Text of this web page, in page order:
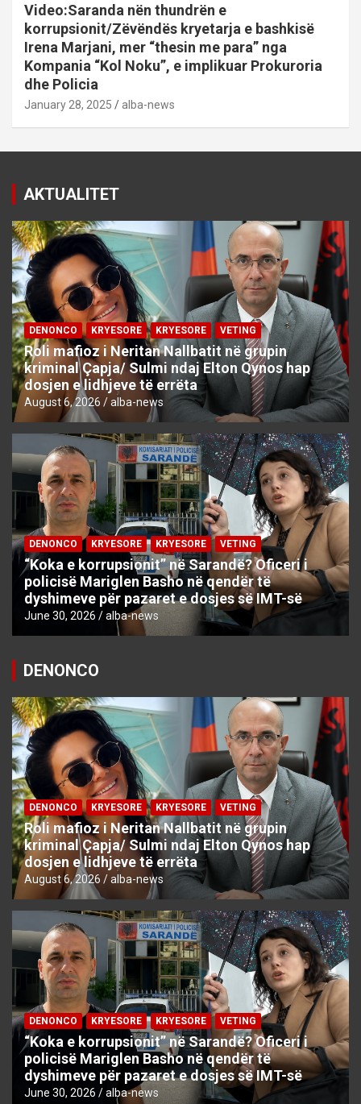
Video:Saranda nën thundrën e
korrupsionit/Zëvëndës kryetarja e bashkisë
Irena Marjani, mer “thesin me para” nga
Kompania “Kol Noku”, e implikuar Prokuroria
dhe Policia
January 28, 2025 alba-news
AKTUALITET
DENONCO KRYESORE KRYESORE VETING
Roli mafioz i Neritan Nallbatit në grupin
kriminal Çapja/ Sulmi ndaj Elton Qynos hap
dosjen e lidhjeve të errëta
August 6, 2026 alba-news
DENONCO KRYESORE KRYESORE VETING
“Koka e korrupsionit” në Sarandë? Oficeri i
policisë Mariglen Basho në qendër të
dyshimeve për pazaret e dosjes së IMT-së
June 30, 2026 alba-news
DENONCO
DENONCO KRYESORE KRYESORE VETING
Roli mafioz i Neritan Nallbatit në grupin
kriminal Çapja/ Sulmi ndaj Elton Qynos hap
dosjen e lidhjeve të errëta
August 6, 2026 alba-news
DENONCO KRYESORE KRYESORE VETING
“Koka e korrupsionit” në Sarandë? Oficeri i
policisë Mariglen Basho në qendër të
dyshimeve për pazaret e dosjes së IMT-së
June 30, 2026 alba-news